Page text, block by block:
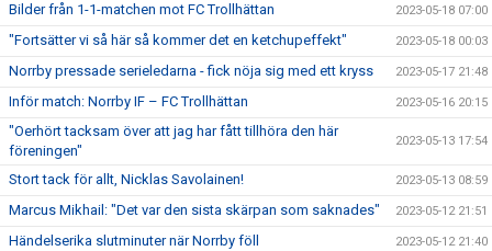
Bilder från 1-1-matchen mot FC Trollhättan 2023-05-18 07:00
"Fortsätter vi så här så kommer det en ketchupeffekt" 2023-05-18 00:03
Norrby pressade serieledarna - fick nöja sig med ett kryss 2023-05-17 21:48
Inför match: Norrby IF – FC Trollhättan 2023-05-16 20:15
"Oerhört tacksam över att jag har fått tillhöra den här
föreningen"
2023-05-13 17:54
Stort tack för allt, Nicklas Savolainen! 2023-05-13 08:59
Marcus Mikhail: "Det var den sista skärpan som saknades" 2023-05-12 21:51
Händelserika slutminuter när Norrby föll 2023-05-12 21:40